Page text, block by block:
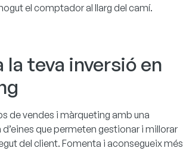
el comptador al llarg del camí.
teva inversió en
de vendes i màrqueting amb una
que permeten gestionar i millorar
del client. Fomenta i aconsegueix més